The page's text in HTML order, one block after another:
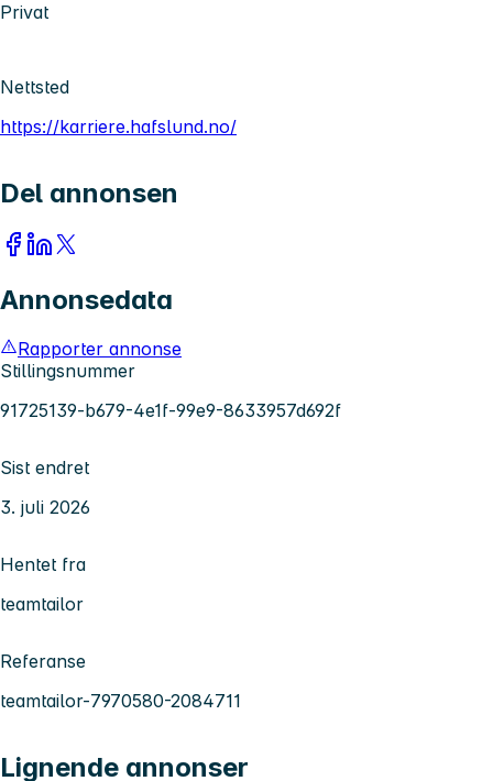
Privat
Nettsted
https://karriere.hafslund.no/
Del annonsen
Annonsedata
Rapporter annonse
Stillingsnummer
91725139-b679-4e1f-99e9-8633957d692f
Sist endret
3. juli 2026
Hentet fra
teamtailor
Referanse
teamtailor-7970580-2084711
Lignende annonser